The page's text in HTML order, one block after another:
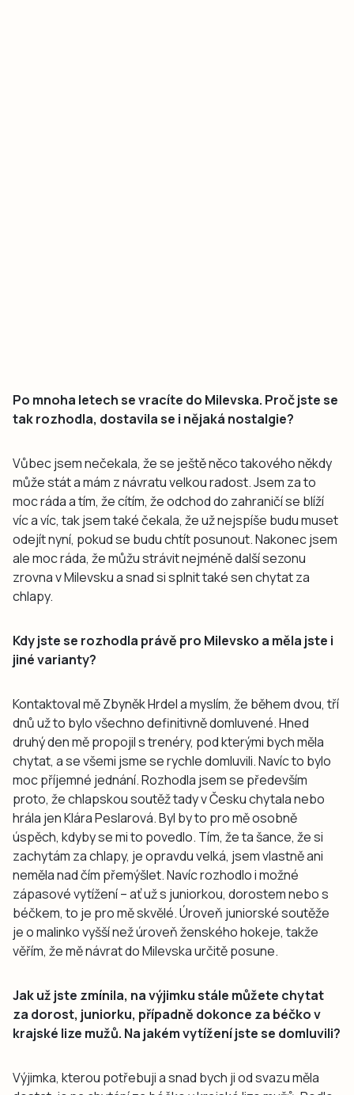
Po mnoha letech se vracíte do Milevska. Proč jste se
tak rozhodla, dostavila se i nějaká nostalgie?
Vůbec jsem nečekala, že se ještě něco takového někdy
může stát a mám z návratu velkou radost. Jsem za to
moc ráda a tím, že cítím, že odchod do zahraničí se blíží
víc a víc, tak jsem také čekala, že už nejspíše budu muset
odejít nyní, pokud se budu chtít posunout. Nakonec jsem
ale moc ráda, že můžu strávit nejméně další sezonu
zrovna v Milevsku a snad si splnit také sen chytat za
chlapy.
Kdy jste se rozhodla právě pro Milevsko a měla jste i
jiné varianty?
Kontaktoval mě Zbyněk Hrdel a myslím, že během dvou, tří
dnů už to bylo všechno definitivně domluvené. Hned
druhý den mě propojil s trenéry, pod kterými bych měla
chytat, a se všemi jsme se rychle domluvili. Navíc to bylo
moc příjemné jednání. Rozhodla jsem se především
proto, že chlapskou soutěž tady v Česku chytala nebo
hrála jen Klára Peslarová. Byl by to pro mě osobně
úspěch, kdyby se mi to povedlo. Tím, že ta šance, že si
zachytám za chlapy, je opravdu velká, jsem vlastně ani
neměla nad čím přemýšlet. Navíc rozhodlo i možné
zápasové vytížení – ať už s juniorkou, dorostem nebo s
béčkem, to je pro mě skvělé. Úroveň juniorské soutěže
je o malinko vyšší než úroveň ženského hokeje, takže
věřím, že mě návrat do Milevska určitě posune.
Jak už jste zmínila, na výjimku stále můžete chytat
za dorost, juniorku, případně dokonce za béčko v
krajské lize mužů. Na jakém vytížení jste se domluvili?
Výjimka, kterou potřebuji a snad bych ji od svazu měla